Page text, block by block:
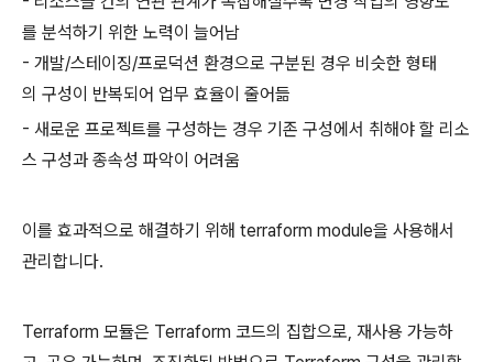
를 분석하기 위한 노력이 늘어남
- 개발/스테이징/프로덕션 환경으로 구분된 경우 비슷한 형태
의 구성이 반복되어 업무 효율이 줄어듦
- 새로운 프로젝트를 구성하는 경우 기존 구성에서 취해야 할 리소
스 구성과 종속성 파악이 어려움
이를 효과적으로 해결하기 위해 terraform module을 사용해서
관리합니다.
Terraform 모듈은 Terraform 코드의 집합으로, 재사용 가능하